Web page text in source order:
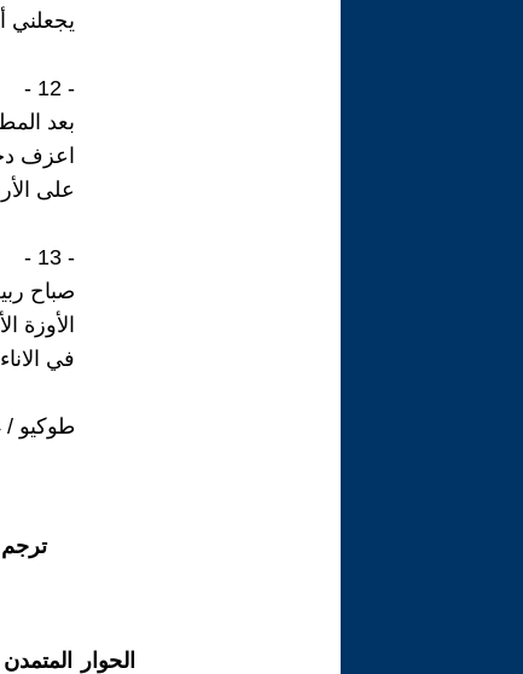
يجعلني
- 12 -
بعد
اعزف
على
- 13 -
صباح
الأوزة
في الاناء
طوكيو / 5.05.24
الحوار